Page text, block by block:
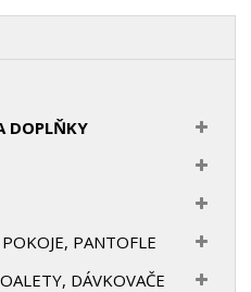
DOPLŇKY
PANTOFLE
DÁVKOVAČE